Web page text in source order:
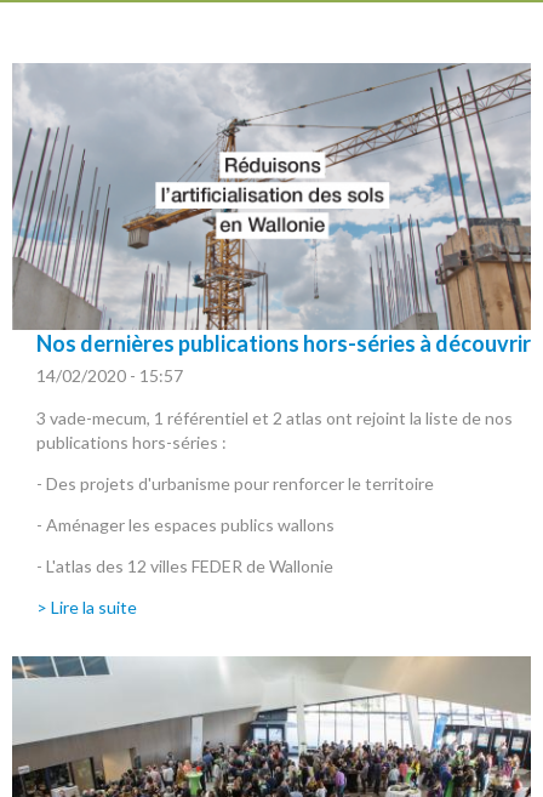
Nos dernières publications hors-séries à découvrir
14/02/2020 - 15:57
3 vade-mecum, 1 référentiel et 2 atlas ont rejoint la liste de nos
publications hors-séries :
- Des projets d'urbanisme pour renforcer le territoire
- Aménager les espaces publics wallons
- L'atlas des 12 villes FEDER de Wallonie
> Lire la suite